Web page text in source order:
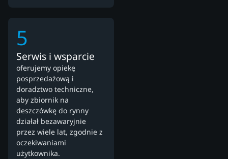
5
Serwis i wsparcie
oferujemy opiekę
posprzedażową i
doradztwo techniczne,
aby zbiornik na
deszczówkę do rynny
działał bezawaryjnie
przez wiele lat, zgodnie z
oczekiwaniami
użytkownika.